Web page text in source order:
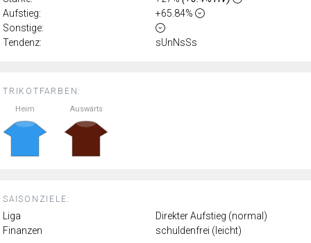
TRIKOTFARBEN:
Heim Auswärts
SAISONZIELE:
Liga
Direkter Aufstieg (normal)
Finanzen
schuldenfrei (leicht)
Aufstieg:
+65.84%
Sonstige:
Tendenz:
sUnNsSs